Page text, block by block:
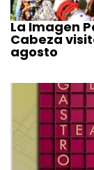
La Imagen
Cabeza
agosto